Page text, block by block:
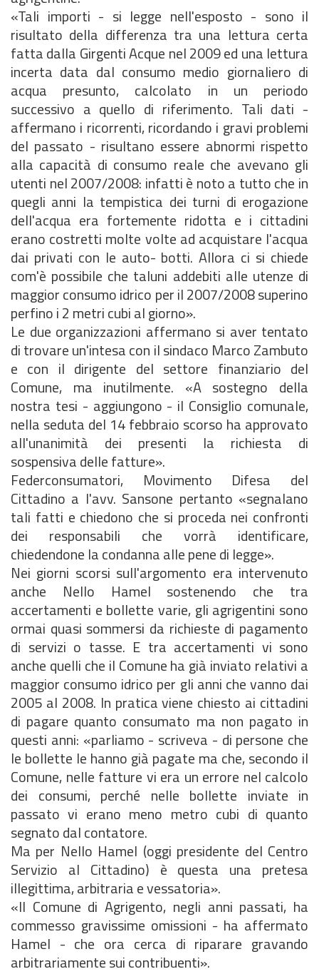
«Tali importi - si legge nell'esposto - sono il
risultato della differenza tra una lettura certa
fatta dalla Girgenti Acque nel 2009 ed una lettura
incerta data dal consumo medio giornaliero di
acqua presunto, calcolato in un periodo
successivo a quello di riferimento. Tali dati -
affermano i ricorrenti, ricordando i gravi problemi
del passato - risultano essere abnormi rispetto
alla capacità di consumo reale che avevano gli
utenti nel 2007/2008: infatti è noto a tutto che in
quegli anni la tempistica dei turni di erogazione
dell'acqua era fortemente ridotta e i cittadini
erano costretti molte volte ad acquistare l'acqua
dai privati con le auto- botti. Allora ci si chiede
com'è possibile che taluni addebiti alle utenze di
maggior consumo idrico per il 2007/2008 superino
perfino i 2 metri cubi al giorno».
Le due organizzazioni affermano si aver tentato
di trovare un'intesa con il sindaco Marco Zambuto
e con il dirigente del settore finanziario del
Comune, ma inutilmente. «A sostegno della
nostra tesi - aggiungono - il Consiglio comunale,
nella seduta del 14 febbraio scorso ha approvato
all'unanimità dei presenti la richiesta di
sospensiva delle fatture».
Federconsumatori, Movimento Difesa del
Cittadino a l'avv. Sansone pertanto «segnalano
tali fatti e chiedono che si proceda nei confronti
dei responsabili che vorrà identificare,
chiedendone la condanna alle pene di legge».
Nei giorni scorsi sull'argomento era intervenuto
anche Nello Hamel sostenendo che tra
accertamenti e bollette varie, gli agrigentini sono
ormai quasi sommersi da richieste di pagamento
di servizi o tasse. E tra accertamenti vi sono
anche quelli che il Comune ha già inviato relativi a
maggior consumo idrico per gli anni che vanno dai
2005 al 2008. In pratica viene chiesto ai cittadini
di pagare quanto consumato ma non pagato in
questi anni: «parliamo - scriveva - di persone che
le bollette le hanno già pagate ma che, secondo il
Comune, nelle fatture vi era un errore nel calcolo
dei consumi, perché nelle bollette inviate in
passato vi erano meno metro cubi di quanto
segnato dal contatore.
Ma per Nello Hamel (oggi presidente del Centro
Servizio al Cittadino) è questa una pretesa
illegittima, arbitraria e vessatoria».
«Il Comune di Agrigento, negli anni passati, ha
commesso gravissime omissioni - ha affermato
Hamel - che ora cerca di riparare gravando
arbitrariamente sui contribuenti».